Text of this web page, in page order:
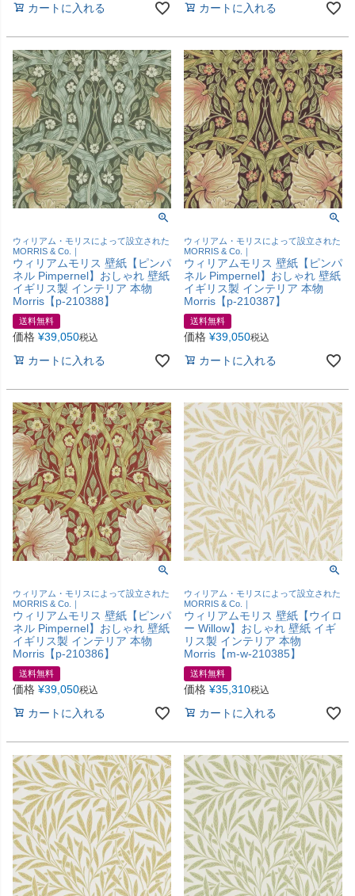
カートに入れる カートに入れる
ウィリアム・モリスによって設立された
MORRIS & Co.｜
ウィリアムモリス 壁紙【ピンパ
ネル Pimpernel】おしゃれ 壁紙
イギリス製 インテリア 本物
Morris【p-210388】
送料無料
価格 ¥39,050税込
カートに入れる
ウィリアム・モリスによって設立された
MORRIS & Co.｜
ウィリアムモリス 壁紙【ピンパ
ネル Pimpernel】おしゃれ 壁紙
イギリス製 インテリア 本物
Morris【p-210387】
送料無料
価格 ¥39,050税込
カートに入れる
ウィリアム・モリスによって設立された
MORRIS & Co.｜
ウィリアムモリス 壁紙【ピンパ
ネル Pimpernel】おしゃれ 壁紙
イギリス製 インテリア 本物
Morris【p-210386】
送料無料
価格 ¥39,050税込
カートに入れる
ウィリアム・モリスによって設立された
MORRIS & Co.｜
ウィリアムモリス 壁紙【ウイロ
ー Willow】おしゃれ 壁紙 イギ
リス製 インテリア 本物
Morris【m-w-210385】
送料無料
価格 ¥35,310税込
カートに入れる